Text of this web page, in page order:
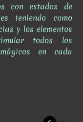
con estados de
teniendo como
y los elementos
todos los
en cada